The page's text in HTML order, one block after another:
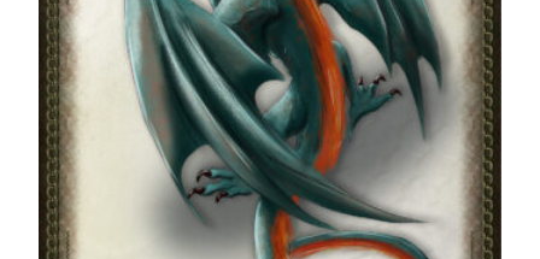
DSA – NSC: Silberzunge